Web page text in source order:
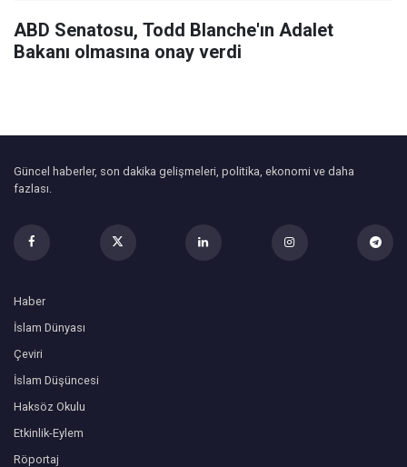
ABD Senatosu, Todd Blanche'ın Adalet
Bakanı olmasına onay verdi
Güncel haberler, son dakika gelişmeleri, politika, ekonomi ve daha
fazlası.
Haber
İslam Dünyası
Çeviri
İslam Düşüncesi
Haksöz Okulu
Etkinlik-Eylem
Röportaj